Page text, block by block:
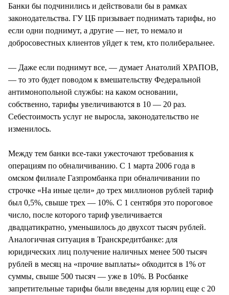
Банки бы подчинились и действовали бы в рамках
законодательства. ГУ ЦБ призывает поднимать тарифы, но
если одни поднимут, а другие — нет, то немало и
добросовестных клиентов уйдет к тем, кто полиберальнее.
— Даже если поднимут все, — думает Анатолий ХРАПОВ,
— то это будет поводом к вмешательству Федеральной
антимонопольной службы: на каком основании,
собственно, тарифы увеличиваются в 10 — 20 раз.
Себестоимость услуг не выросла, законодательство не
изменилось.
Между тем банки все-таки ужесточают требования к
операциям по обналичиванию. С 1 марта 2006 года в
омском филиале Газпромбанка при обналичивании по
строчке «На иные цели» до трех миллионов рублей тариф
был 0,5%, свыше трех — 10%. С 1 сентября это пороговое
число, после которого тариф увеличивается
двадцатикратно, уменьшилось до двухсот тысяч рублей.
Аналогичная ситуация в Транскредитбанке: для
юридических лиц получение наличных менее 500 тысяч
рублей в месяц на «прочие выплаты» обходится в 1% от
суммы, свыше 500 тысяч — уже в 10%. В Росбанке
запретительные тарифы были введены для юрлиц еще с 20